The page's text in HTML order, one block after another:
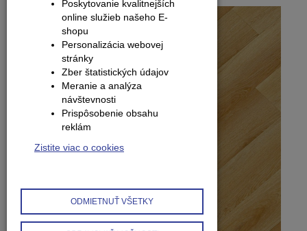
Poskytovanie kvalitnejších
online služieb našeho E-
shopu
Personalizácia webovej
stránky
Zber štatistických údajov
Meranie a analýza
návštevnosti
Prispôsobenie obsahu
reklám
Zistite viac o cookies
ODMIETNUŤ VŠETKY